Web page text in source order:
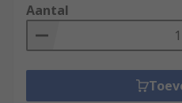
Aantal